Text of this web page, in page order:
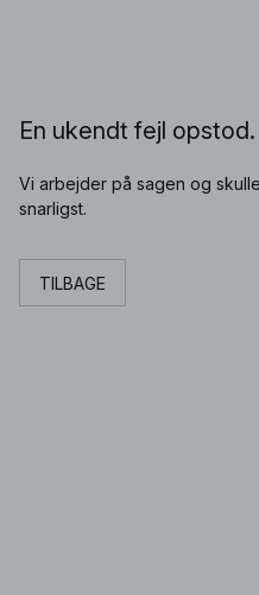
En ukendt fejl opstod.
Vi arbejder på sagen og
snarligst.
TILBAGE